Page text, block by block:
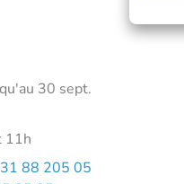
30 sept.
11h
88 205 05